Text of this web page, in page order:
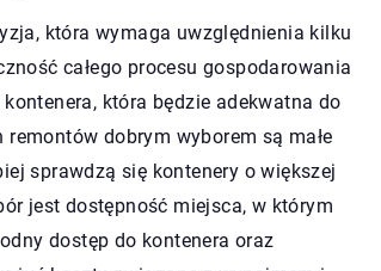
która wymaga uwzględnienia kilku
całego procesu gospodarowania
która będzie adekwatna do
dobrym wyborem są małe
sprawdzą się kontenery o większej
jest dostępność miejsca, w którym
dostęp do kontenera oraz